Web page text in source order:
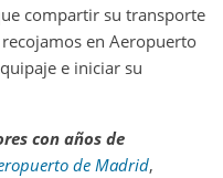
compartir su transporte
en Aeropuerto
e iniciar su
con años de
de Madrid,